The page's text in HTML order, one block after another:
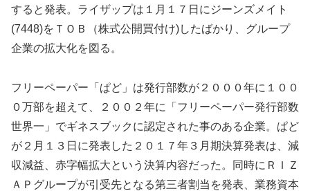
すると発表。ライザップは１月１７日にジーンズメイト
(7448)をＴＯＢ（株式公開買付け)したばかり、グループ
企業の拡大化を図る。
フリーペーパー「ぱど」は発行部数が２０００年に１００
０万部を超えて、２００２年に「フリーペーパー発行部数
世界一」でギネスブックに認定された事のある企業。ぱど
が２月１３日に発表した２０１７年３月期決算発表は、減
収減益、赤字幅拡大という決算内容だった。同時にＲＩＺ
ＡＰグループが引受先となる第三者割当を発表、業務資本